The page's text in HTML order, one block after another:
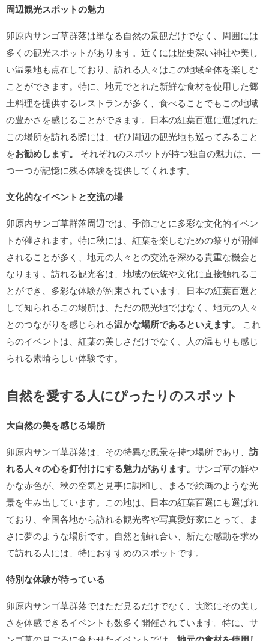
周辺観光スポットの魅力
卯原内サンゴ草群落は単なる自然の景観だけでなく、周囲には
多くの観光スポットがあります。近くには歴史深い神社や美し
い温泉地も点在しており、訪れる人々はこの地域全体を楽しむ
ことができます。特に、地元でとれた新鮮な食材を使用した郷
土料理を提供するレストランが多く、食べることでもこの地域
の豊かさを感じることができます。日本の紅葉百選に選ばれた
この場所を訪れる際には、ぜひ周辺の観光地も巡ってみること
をお勧めします。
それぞれのスポットが持つ独自の魅力は、一
つ一つが記憶に残る体験を提供してくれます。
文化的なイベントと交流の場
卯原内サンゴ草群落周辺では、季節ごとに多彩な文化的イベン
トが催されます。特に秋には、紅葉を楽しむための祭りが開催
されることが多く、地元の人々との交流を深める貴重な機会と
なります。訪れる観光客は、地域の伝統や文化に直接触れるこ
とができ、多彩な体験が約束されています。日本の紅葉百選と
して知られるこの場所は、ただの観光地ではなく、地元の人々
とのつながりを感じられる温かな場所であるといえます。
これ
らのイベントは、紅葉の美しさだけでなく、人の温もりも感じ
られる素晴らしい体験です。
自然を愛する人にぴったりのスポット
大自然の美を感じる場所
卯原内サンゴ草群落は、その特異な風景を持つ場所であり、 訪
れる人々の心を釘付けにする魅力があります。 サンゴ草の鮮や
かな赤色が、秋の空気と見事に調和し、まるで絵画のような光
景を生み出しています。この地は、日本の紅葉百選にも選ばれ
ており、全国各地から訪れる観光客や写真愛好家にとって、ま
さに夢のような場所です。自然と触れ合い、新たな感動を求め
て訪れる人には、特におすすめのスポットです。
特別な体験が待っている
卯原内サンゴ草群落ではただ見るだけでなく、実際にその美し
さを体感できるイベントも数多く開催されています。特に、サ